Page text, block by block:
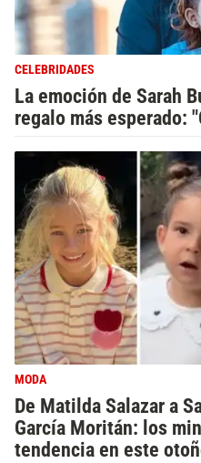
CELEBRIDADES
La emoción de Sarah
regalo más esperado:
MODA
De Matilda Salazar a
García Moritán: los
tendencia en este